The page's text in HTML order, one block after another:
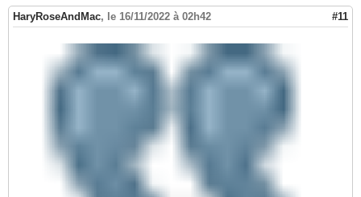
HaryRoseAndMac, le 16/11/2022 à 02h42 #11